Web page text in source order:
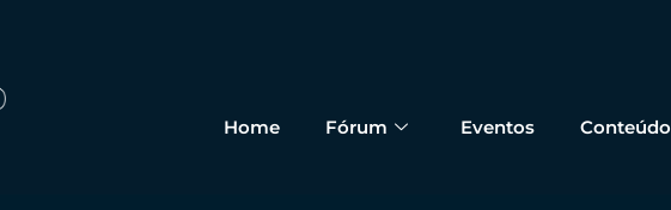
Home Fórum Eventos Conteúdo